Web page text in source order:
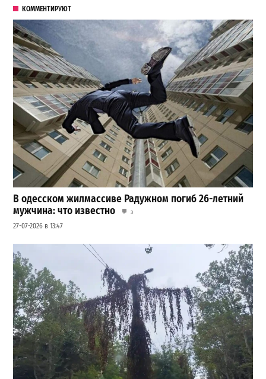
КОММЕНТИРУЮТ
В одесском жилмассиве Радужном погиб 26-летний
мужчина: что известно
3
27-07-2026 в 13:47